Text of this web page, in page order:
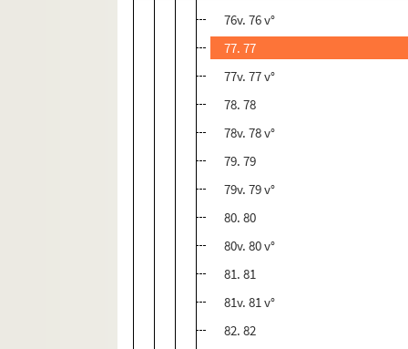
76v. 76 v°
77. 77
77v. 77 v°
78. 78
78v. 78 v°
79. 79
79v. 79 v°
80. 80
80v. 80 v°
81. 81
81v. 81 v°
82. 82